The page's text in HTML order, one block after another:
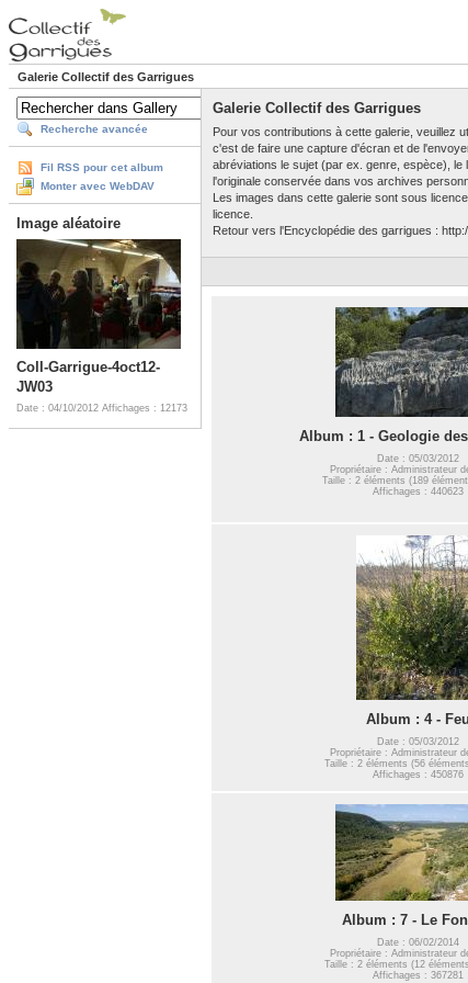
Galerie Collectif des Garrigues
Recherche avancée
Fil RSS pour cet album
Monter avec WebDAV
Image aléatoire
Coll-Garrigue-4oct12-
JW03
Date : 04/10/2012 Affichages : 12173
Galerie Collectif des Garrigues
Pour vos contributions à cette galerie, veuillez
c'est de faire une capture d'écran et de
abréviations le sujet (par ex. genre, espèce), le
l'originale conservée dans vos archives
Les images dans cette galerie sont sous
licence.
Retour vers l'Encyclopédie des garrigues :
Album : 1 - Geologie
Date : 05/03/2012
Propriétaire : Administrateur
Taille : 2 éléments (189
Affichages : 440623
Album : 4 - Feu
Date : 05/03/2012
Propriétaire : Administrateur
Taille : 2 éléments (56
Affichages : 450876
Album : 7 - Le
Date : 06/02/2014
Propriétaire : Administrateur
Taille : 2 éléments (12
Affichages : 367281